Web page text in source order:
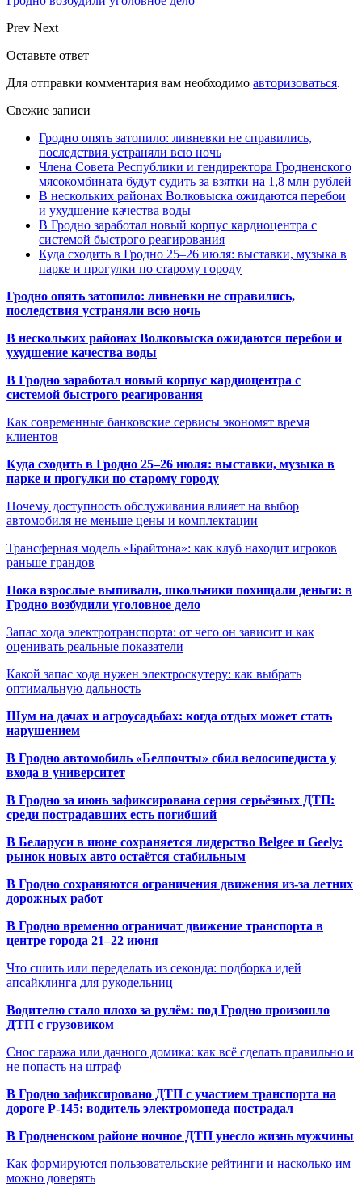
Prev Next
Оставьте ответ
Для отправки комментария вам необходимо авторизоваться.
Свежие записи
Гродно опять затопило: ливневки не справились,
последствия устраняли всю ночь
Члена Совета Республики и гендиректора Гродненского
мясокомбината будут судить за взятки на 1,8 млн рублей
В нескольких районах Волковыска ожидаются перебои
и ухудшение качества воды
В Гродно заработал новый корпус кардиоцентра с
системой быстрого реагирования
Куда сходить в Гродно 25–26 июля: выставки, музыка в
парке и прогулки по старому городу
Гродно опять затопило: ливневки не справились,
последствия устраняли всю ночь
В нескольких районах Волковыска ожидаются перебои и
ухудшение качества воды
В Гродно заработал новый корпус кардиоцентра с
системой быстрого реагирования
Как современные банковские сервисы экономят время
клиентов
Куда сходить в Гродно 25–26 июля: выставки, музыка в
парке и прогулки по старому городу
Почему доступность обслуживания влияет на выбор
автомобиля не меньше цены и комплектации
Трансферная модель «Брайтона»: как клуб находит игроков
раньше грандов
Пока взрослые выпивали, школьники похищали деньги: в
Гродно возбудили уголовное дело
Запас хода электротранспорта: от чего он зависит и как
оценивать реальные показатели
Какой запас хода нужен электроскутеру: как выбрать
оптимальную дальность
Шум на дачах и агроусадьбах: когда отдых может стать
нарушением
В Гродно автомобиль «Белпочты» сбил велосипедиста у
входа в университет
В Гродно за июнь зафиксирована серия серьёзных ДТП:
среди пострадавших есть погибший
В Беларуси в июне сохраняется лидерство Belgee и Geely:
рынок новых авто остаётся стабильным
В Гродно сохраняются ограничения движения из-за летних
дорожных работ
В Гродно временно ограничат движение транспорта в
центре города 21–22 июня
Что сшить или переделать из секонда: подборка идей
апсайклинга для рукодельниц
Водителю стало плохо за рулём: под Гродно произошло
ДТП с грузовиком
Снос гаража или дачного домика: как всё сделать правильно и
не попасть на штраф
В Гродно зафиксировано ДТП с участием транспорта на
дороге Р-145: водитель электромопеда пострадал
В Гродненском районе ночное ДТП унесло жизнь мужчины
Как формируются пользовательские рейтинги и насколько им
можно доверять